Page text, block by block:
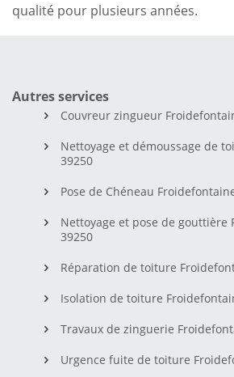
qualité pour plusieurs années.
Autres services
Couvreur zingueur
Nettoyage et démoussage de
39250
Pose de Chéneau
Nettoyage et pose de gouttière
39250
Réparation de toiture
Isolation de toiture
Travaux de zinguerie
Urgence fuite de toiture